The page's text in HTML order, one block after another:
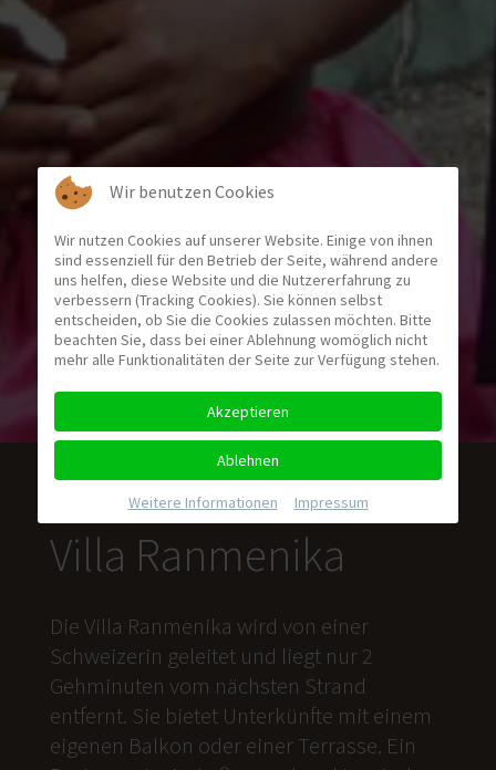
Villa Ranmenika
Die Villa Ranmenika wird von einer
Schweizerin geleitet und liegt nur 2
Gehminuten vom nächsten Strand
entfernt. Sie bietet Unterkünfte mit einem
eigenen Balkon oder einer Terrasse. Ein
Wir benutzen Cookies
Wir nutzen Cookies auf unserer Website. Einige von ihnen
sind essenziell für den Betrieb der Seite, während andere
uns helfen, diese Website und die Nutzererfahrung zu
verbessern (Tracking Cookies). Sie können selbst
entscheiden, ob Sie die Cookies zulassen möchten. Bitte
beachten Sie, dass bei einer Ablehnung womöglich nicht
mehr alle Funktionalitäten der Seite zur Verfügung stehen.
Akzeptieren
Ablehnen
Weitere Informationen Impressum